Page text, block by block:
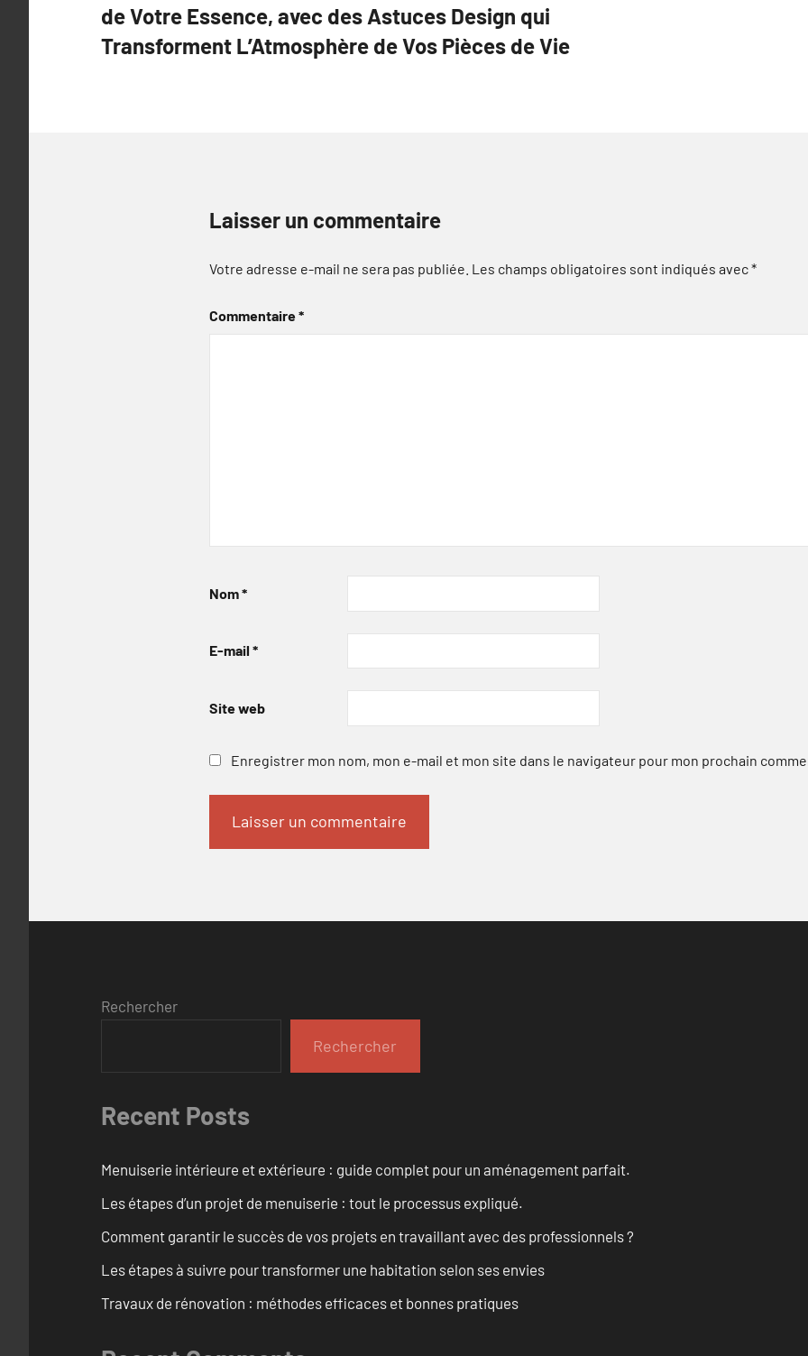
de Votre Essence, avec des Astuces Design qui
Transforment L’Atmosphère de Vos Pièces de Vie
Laisser un commentaire
Votre adresse e-mail ne sera pas publiée. Les champs obligatoires sont indiqués avec*
Commentaire*
Nom*
E-mail *
Site web
Enregistrer mon nom, mon e-mail et mon site dans le navigateur pour mon prochain
Rechercher
Rechercher
Recent Posts
Menuiserie intérieure et extérieure : guide complet pour un aménagement parfait.
Les étapes d’un projet de menuiserie : tout le processus expliqué.
Comment garantir le succès de vos projets en travaillant avec des professionnels ?
Les étapes à suivre pour transformer une habitation selon ses envies
Travaux de rénovation : méthodes efficaces et bonnes pratiques